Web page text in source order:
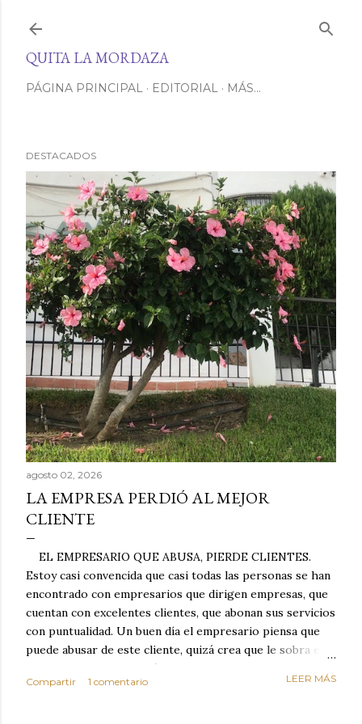
QUITA LA MORDAZA
PÁGINA PRINCIPAL EDITORIAL MÁS…
DESTACADOS
agosto 02, 2026
LA EMPRESA PERDIÓ AL MEJOR
CLIENTE
EL EMPRESARIO QUE ABUSA, PIERDE CLIENTES.
Estoy casi convencida que casi todas las personas se han
encontrado con empresarios que dirigen empresas, que
cuentan con excelentes clientes, que abonan sus servicios
con puntualidad. Un buen día el empresario piensa que
puede abusar de este cliente, quizá crea que le sobra el
dinero porque la mayoría de los otros pagan mal y
tarde y en ocasiones ni abonan los servicios. Cuando una
Compartir 1 comentario LEER MÁS